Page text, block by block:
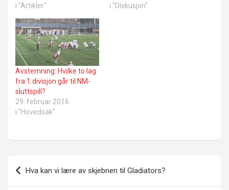
i "Artikler"
i "Diskusjon"
Avstemning: Hvilke to lag
fra 1.divisjon går til NM-
sluttspill?
29. februar 2016
i "Hovedsak"
Innleggsnavigasjon
Hva kan vi lære av skjebnen til Gladiators?